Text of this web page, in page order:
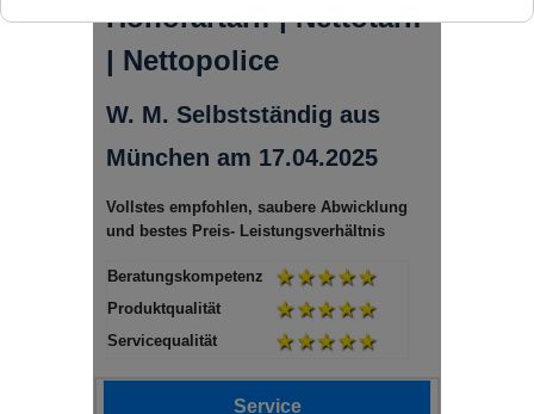
Honorartarif | Nettotarif
| Nettopolice
W. M. Selbstständig aus
München am 17.04.2025
Vollstes empfohlen, saubere Abwicklung
und bestes Preis- Leistungsverhältnis
Beratungskompetenz
Produktqualität
Servicequalität
Service